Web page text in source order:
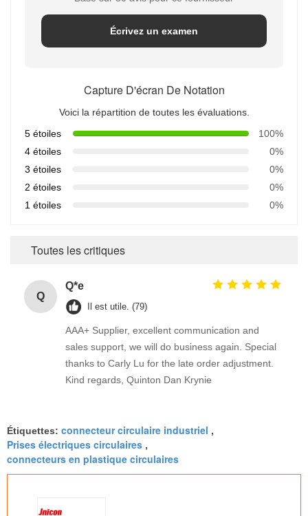
Écrivez un examen
Capture D'écran De Notation
Voici la répartition de toutes les évaluations.
5 étoiles
100%
4 étoiles
0%
3 étoiles
0%
2 étoiles
0%
1 étoiles
0%
Toutes les critiques
Q
Q*e
Il est utile. (79)
AAA+ Supplier, excellent communication and
sales support, we will do business again. Special
thanks to Carly Lu for the late order adjustment.
Kind regards, Quinton Dan Krynie
Étiquettes: connecteur circulaire industriel ,
Prises électriques circulaires ,
connecteurs en plastique circulaires